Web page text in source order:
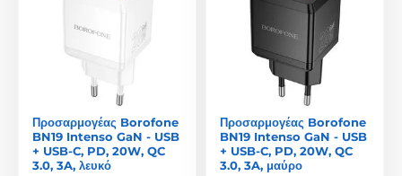
Προσαρμογέας Borofone
BN19 Intenso GaN - USB
+ USB-C, PD, 20W, QC
3.0, 3A, λευκό
Προσαρμογέας Borofone
BN19 Intenso GaN - USB
+ USB-C, PD, 20W, QC
3.0, 3A, μαύρο